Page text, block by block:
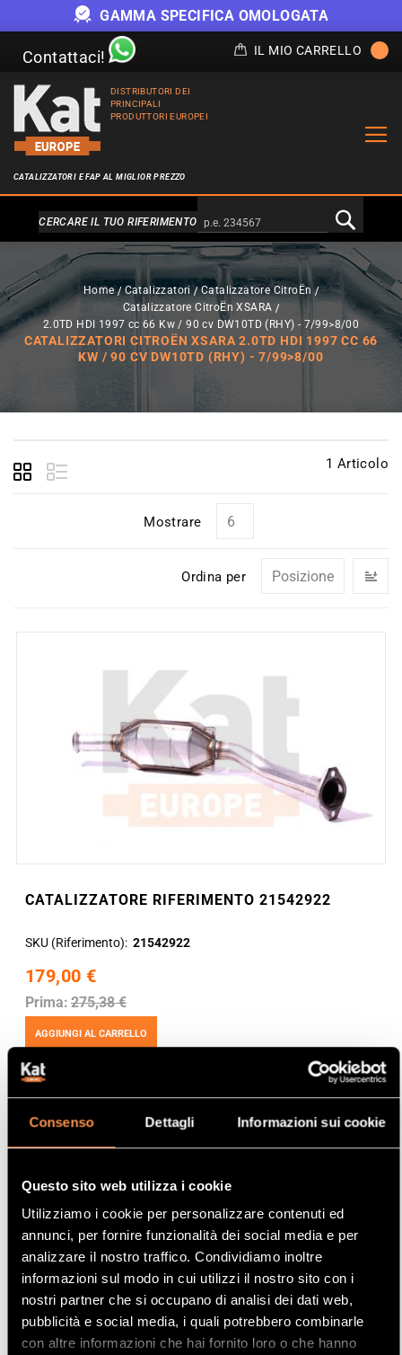
Consenso Dettagli Informazioni sui cookie
Questo sito web utilizza i cookie
Utilizziamo i cookie per personalizzare contenuti ed
annunci, per fornire funzionalità dei social media e per
analizzare il nostro traffico. Condividiamo inoltre
informazioni sul modo in cui utilizzi il nostro sito con i
nostri partner che si occupano di analisi dei dati web,
pubblicità e social media, i quali potrebbero combinarle
con altre informazioni che hai fornito loro o che hanno
GAMMA SPECIFICA OMOLOGATA
Contattaci! IL MIO CARRELLO
DISTRIBUTORI DEI
PRINCIPALI
PRODUTTORI EUROPEI
CATALIZZATORI E FAP AL MIGLIOR PREZZO
Alternativa a Doofinder
CERCARE IL TUO RIFERIMENTO
Home Catalizzatori Catalizzatore CitroËn
Catalizzatore CitroËn XSARA
2.0TD HDI 1997 cc 66 Kw / 90 cv DW10TD (RHY) - 7/99>8/00
CATALIZZATORI CITROËN XSARA 2.0TD HDI 1997 CC 66
KW / 90 CV DW10TD (RHY) - 7/99>8/00
1 Articolo
Mostrare
Ordina per
CATALIZZATORE RIFERIMENTO 21542922
SKU (Riferimento) 21542922
179,00 €
Prima: 275,38 €
AGGIUNGI AL CARRELLO
Mostrare Per pagina
La vostra selezione
Prodotto